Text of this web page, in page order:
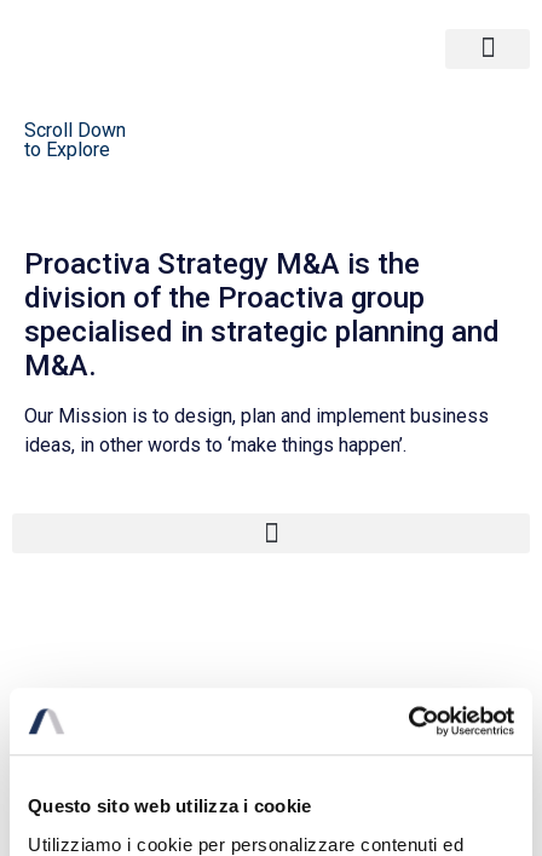
Questo sito web utilizza i cookie
Utilizziamo i cookie per personalizzare contenuti ed
Scroll Down
to Explore
Proactiva Strategy M&A is the
division of the Proactiva group
specialised in strategic planning and
M&A.
Our Mission is to design, plan and implement business
ideas, in other words to ‘make things happen’.
developed together with the potential buyer
(commercial partnership)